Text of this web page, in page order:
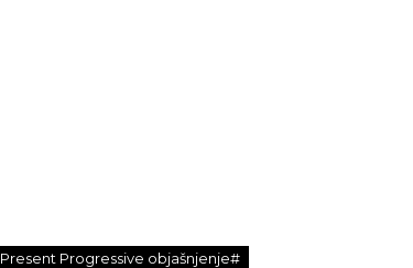
Present Progressive objašnjenje#